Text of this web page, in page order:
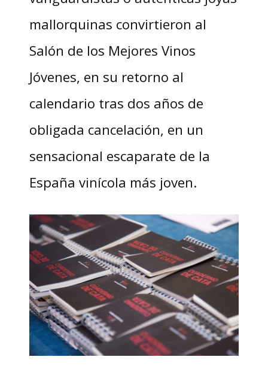
mallorquinas convirtieron al
Salón de los Mejores Vinos
Jóvenes, en su retorno al
calendario tras dos años de
obligada cancelación, en un
sensacional escaparate de la
España vinícola más joven.